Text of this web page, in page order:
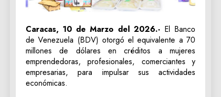
Caracas, 10 de Marzo del 2026.- El Banco
de Venezuela (BDV) otorgó el equivalente a 70
millones de dólares en créditos a mujeres
emprendedoras, profesionales, comerciantes y
empresarias, para impulsar sus actividades
económicas.